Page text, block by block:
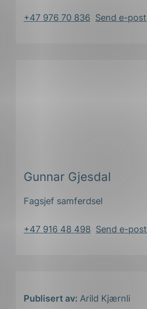
+47 976 70 836 Send e-post
Gunnar Gjesdal
Fagsjef samferdsel
+47 916 48 498 Send e-post
Publisert av: Arild Kjærnli